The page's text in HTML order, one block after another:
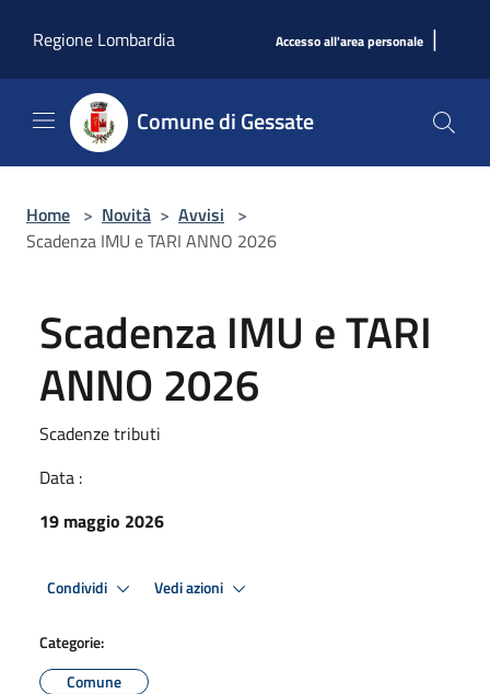
Regione Lombardia
Accesso all'area personale |
Comune di Gessate
Home > Novità > Avvisi >
Scadenza IMU e TARI ANNO 2026
Scadenza IMU e TARI
ANNO 2026
Scadenze tributi
Data :
19 maggio 2026
Condividi Vedi azioni
Categorie:
Comune